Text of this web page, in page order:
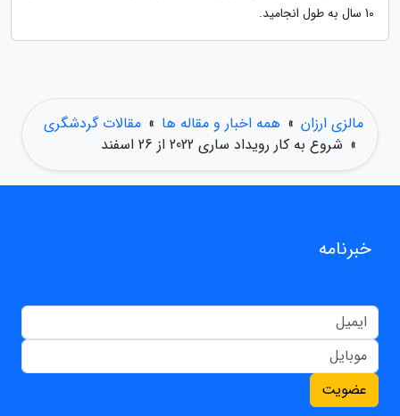
10 سال به طول انجامید.
مالزی ارزان » همه اخبار و مقاله ها » مقالات گردشگری
» شروع به کار رویداد ساری 2022 از 26 اسفند
خبرنامه
عضویت